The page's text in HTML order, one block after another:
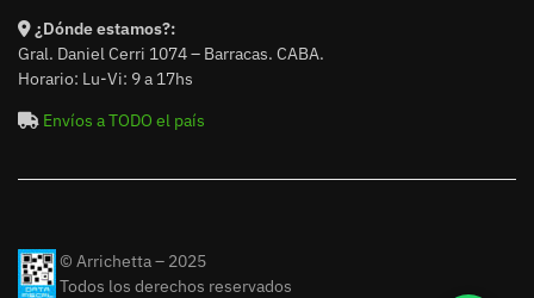
¿Dónde estamos?:
Gral. Daniel Cerri 1074 – Barracas. CABA.
Horario: Lu-Vi: 9 a 17hs
Envíos a TODO el país
© Arrichetta – 2025
Todos los derechos reservados